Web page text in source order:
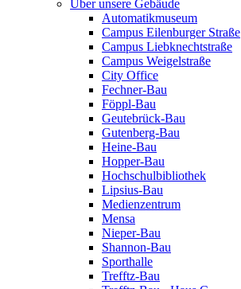
Über unsere Gebäude
Automatikmuseum
Campus Eilenburger Straße
Campus Liebknechtstraße
Campus Weigelstraße
City Office
Fechner-Bau
Föppl-Bau
Geutebrück-Bau
Gutenberg-Bau
Heine-Bau
Hopper-Bau
Hochschulbibliothek
Lipsius-Bau
Medienzentrum
Mensa
Nieper-Bau
Shannon-Bau
Sporthalle
Trefftz-Bau